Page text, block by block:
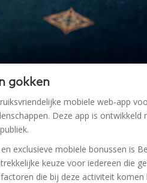
gokken
mobiele web-app
Deze app is
exclusieve mobiele bonussen is
keuze voor iedereen die
die bij deze activiteit komen